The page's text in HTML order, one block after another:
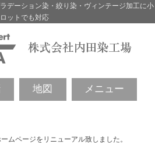
デーション染・絞り染・ヴィンテージ加工に小
ロットでも対応
地図 メニュー
ムページをリニューアル致しました。